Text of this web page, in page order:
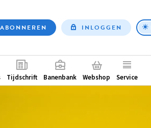
ABONNEREN INLOGGEN
Tijdschrift Banenbank Webshop Service